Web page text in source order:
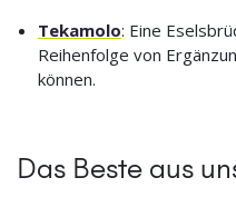
Tekamolo: Eine
Reihenfolge von
können.
Das Beste aus